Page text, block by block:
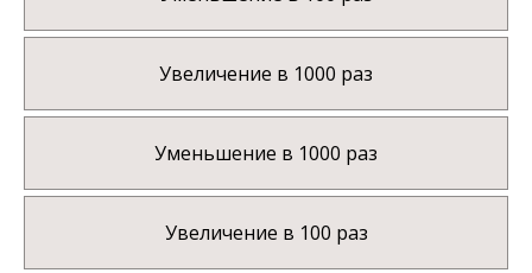
Увеличение в 1000 раз
Уменьшение в 1000 раз
Увеличение в 100 раз